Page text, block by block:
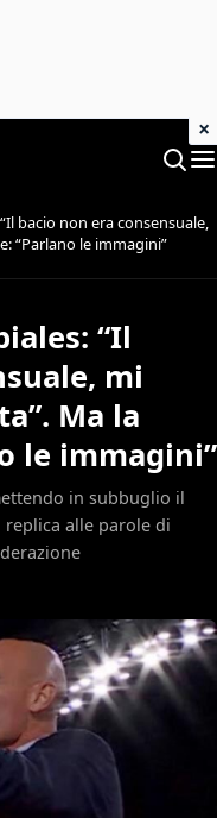
bacio non era consensuale,
“Parlano le immagini”
“Il
mi
Ma la
le immagini”
in subbuglio il
alle parole di
×